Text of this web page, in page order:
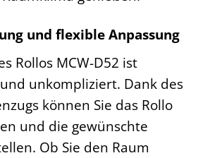
und flexible Anpassung
Rollos MCW-D52 ist
unkompliziert. Dank des
können Sie das Rollo
und die gewünschte
Ob Sie den Raum